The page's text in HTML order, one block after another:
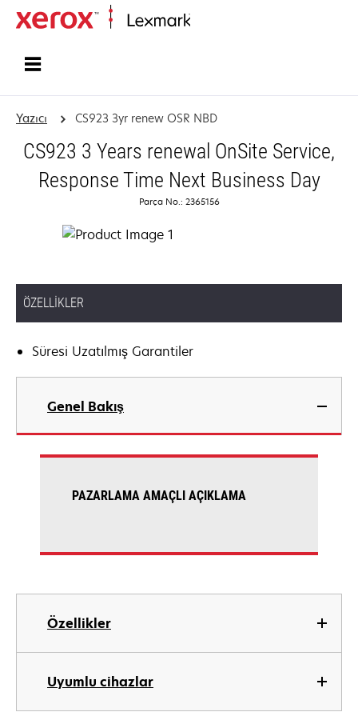
Yazıcı CS923 3yr renew OSR NBD
CS923 3 Years renewal OnSite Service,
Response Time Next Business Day
Parça No.: 2365156
ÖZELLIKLER
Süresi Uzatılmış Garantiler
Genel Bakış
Özellikler
Uyumlu cihazlar
PAZARLAMA AMAÇLI AÇIKLAMA